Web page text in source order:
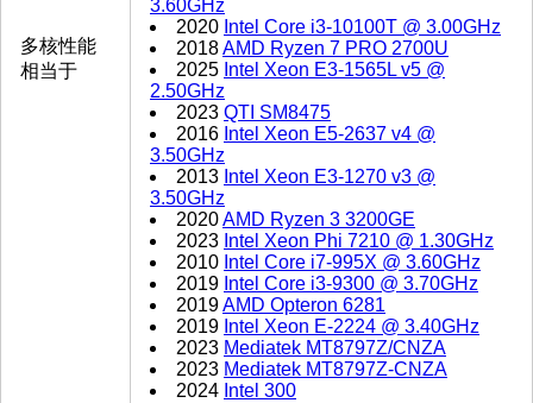
多核性能
相当于
3.60GHz
2020 Intel Core i3-10100T @ 3.00GHz
2018AMD Ryzen 7 PRO 2700U
2025 Intel Xeon E3-1565L v5 @
2.50GHz
2023 QTI SM8475
2016 Intel Xeon E5-2637 v4 @
3.50GHz
2013 Intel Xeon E3-1270 v3 @
3.50GHz
2020AMD Ryzen 3 3200GE
2023 Intel Xeon Phi 7210 @ 1.30GHz
2010 Intel Core i7-995X @ 3.60GHz
2019 Intel Core i3-9300 @ 3.70GHz
2019AMD Opteron 6281
2019 Intel Xeon E-2224 @ 3.40GHz
2023 Mediatek MT8797Z/CNZA
2023 Mediatek MT8797Z-CNZA
2024 Intel 300